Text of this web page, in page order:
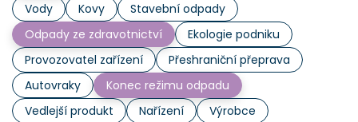
Vody
Kovy
Stavební odpady
Odpady ze zdravotnictví
Ekologie podniku
Provozovatel zařízení
Přeshraniční přeprava
Autovraky
Konec režimu odpadu
Vedlejší produkt
Nařízení
Výrobce